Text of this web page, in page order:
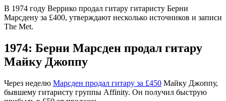
В 1974 году Веррико продал гитару гитаристу Берни
Марсдену за £400, утверждают несколько источников и записи
The Met.
1974: Берни Марсден продал гитару
Майку Джоппу
Через неделю Марсден продал гитару за £450 Майку Джоппу,
бывшему гитаристу группы Affinity. Он получил быструю